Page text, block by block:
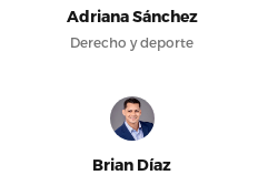
Adriana Sánchez
Derecho y deporte
Brian Díaz